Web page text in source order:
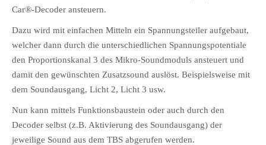
Car®-Decoder ansteuern.
Dazu wird mit einfachen Mitteln ein Spannungsteiler aufgebaut,
welcher dann durch die unterschiedlichen Spannungspotentiale
den Proportionskanal 3 des Mikro-Soundmoduls ansteuert und
damit den gewünschten Zusatzsound auslöst. Beispielsweise mit
dem Soundausgang, Licht 2, Licht 3 usw.
Nun kann mittels Funktionsbaustein oder auch durch den
Decoder selbst (z.B. Aktivierung des Soundausgang) der
jeweilige Sound aus dem TBS abgerufen werden.